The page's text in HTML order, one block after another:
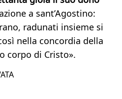
a sant’Agostino:
radunati insieme si
nella concordia della
corpo di Cristo».